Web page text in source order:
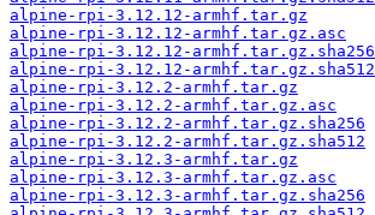
alpine-rpi-3.12.12-armhf.tar.gz
alpine-rpi-3.12.12-armhf.tar.gz.asc
alpine-rpi-3.12.12-armhf.tar.gz.sha256
alpine-rpi-3.12.12-armhf.tar.gz.sha512
alpine-rpi-3.12.2-armhf.tar.gz
alpine-rpi-3.12.2-armhf.tar.gz.asc
alpine-rpi-3.12.2-armhf.tar.gz.sha256
alpine-rpi-3.12.2-armhf.tar.gz.sha512
alpine-rpi-3.12.3-armhf.tar.gz
alpine-rpi-3.12.3-armhf.tar.gz.asc
alpine-rpi-3.12.3-armhf.tar.gz.sha256